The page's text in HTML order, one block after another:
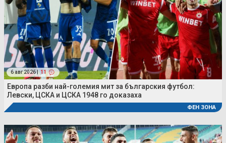
6 авг 2026 | 11
Европа разби най-големия мит за българския футбол:
Левски, ЦСКА и ЦСКА 1948 го доказаха
ФЕН ЗОНА